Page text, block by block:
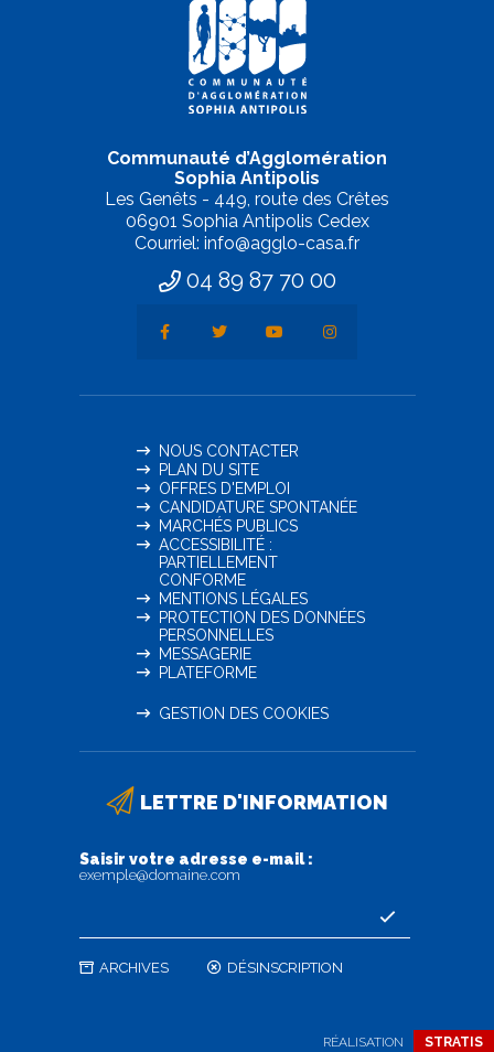
Communauté d’Agglomération
Sophia Antipolis
Les Genêts - 449, route des Crêtes
06901 Sophia Antipolis Cedex
Courriel: info@agglo-casa.fr
04 89 87 70 00
NOUS CONTACTER
PLAN DU SITE
OFFRES D'EMPLOI
CANDIDATURE SPONTANÉE
MARCHÉS PUBLICS
ACCESSIBILITÉ :
PARTIELLEMENT
CONFORME
MENTIONS LÉGALES
PROTECTION DES DONNÉES
PERSONNELLES
MESSAGERIE
PLATEFORME
GESTION DES COOKIES
LETTRE D'INFORMATION
Saisir votre adresse e-mail :
exemple@domaine.com
ARCHIVES DÉSINSCRIPTION
RÉALISATION STRATIS